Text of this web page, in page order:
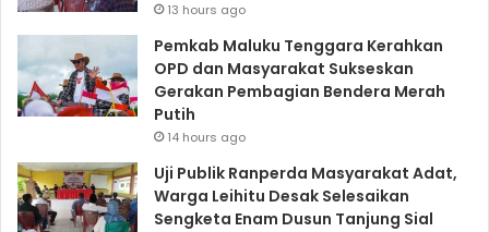
13 hours ago
Pemkab Maluku Tenggara Kerahkan
OPD dan Masyarakat Sukseskan
Gerakan Pembagian Bendera Merah
Putih
14 hours ago
Uji Publik Ranperda Masyarakat Adat,
Warga Leihitu Desak Selesaikan
Sengketa Enam Dusun Tanjung Sial